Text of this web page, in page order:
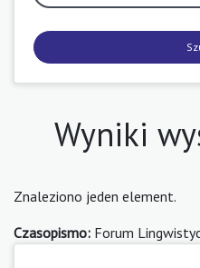
Wyniki
Znaleziono jeden element.
Czasopismo: Forum